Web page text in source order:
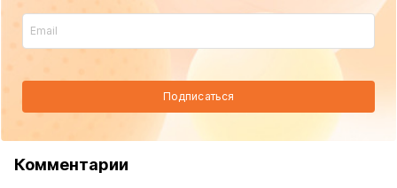
Подписаться
Комментарии